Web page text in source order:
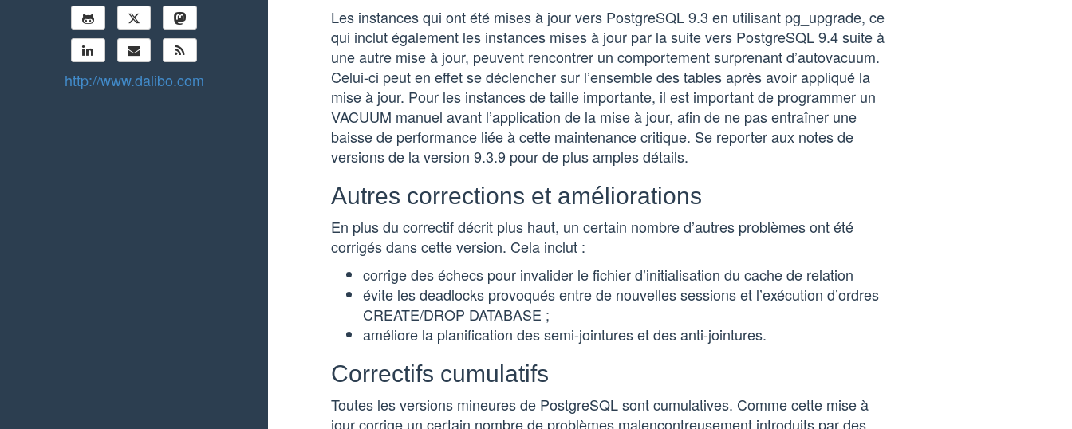
http://www.dalibo.com
Les instances qui ont été mises à jour vers PostgreSQL 9.3 en utilisant pg_upgrade, ce
qui inclut également les instances mises à jour par la suite vers PostgreSQL 9.4 suite à
une autre mise à jour, peuvent rencontrer un comportement surprenant d’autovacuum.
Celui-ci peut en effet se déclencher sur l’ensemble des tables après avoir appliqué la
mise à jour. Pour les instances de taille importante, il est important de programmer un
VACUUM manuel avant l’application de la mise à jour, afin de ne pas entraîner une
baisse de performance liée à cette maintenance critique. Se reporter aux notes de
versions de la version 9.3.9 pour de plus amples détails.
Autres corrections et améliorations
En plus du correctif décrit plus haut, un certain nombre d’autres problèmes ont été
corrigés dans cette version. Cela inclut :
corrige des échecs pour invalider le fichier d’initialisation du cache de relation
évite les deadlocks provoqués entre de nouvelles sessions et l’exécution d’ordres
CREATE/DROP DATABASE ;
améliore la planification des semi-jointures et des anti-jointures.
Correctifs cumulatifs
Toutes les versions mineures de PostgreSQL sont cumulatives. Comme cette mise à
jour corrige un certain nombre de problèmes malencontreusement introduits par des